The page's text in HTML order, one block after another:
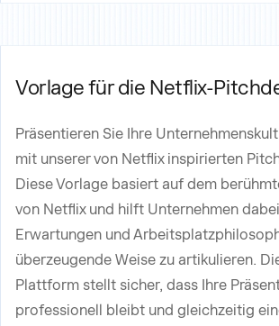
Vorlage für die Netflix-
Präsentieren Sie Ihre
mit unserer von Netflix inspirierten
Diese Vorlage basiert auf dem
von Netflix und hilft Unternehmen
Erwartungen und
überzeugende Weise zu artikulieren.
Plattform stellt sicher, dass Ihre
professionell bleibt und gleichzeitig